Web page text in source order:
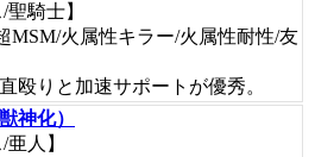
聖騎士】
MSM/火属性キラー/火属性耐性/友
殴りと加速サポートが優秀。
神化）
亜人】